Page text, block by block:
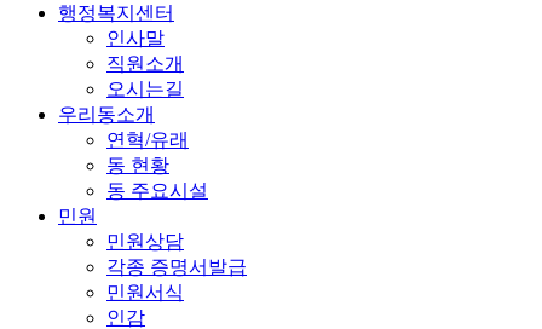
행정복지센터
인사말
직원소개
오시는길
우리동소개
연혁/유래
동 현황
동 주요시설
민원
민원상담
각종 증명서발급
민원서식
인감